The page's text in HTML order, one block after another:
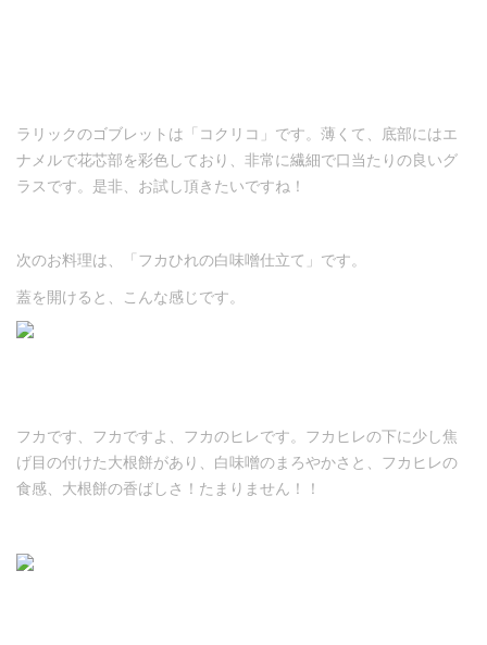
ラリックのゴブレットは「コクリコ」です。薄くて、底部にはエ
ナメルで花芯部を彩色しており、非常に繊細で口当たりの良いグ
ラスです。是非、お試し頂きたいですね！
次のお料理は、「フカひれの白味噌仕立て」です。
蓋を開けると、こんな感じです。
フカです、フカですよ、フカのヒレです。フカヒレの下に少し焦
げ目の付けた大根餅があり、白味噌のまろやかさと、フカヒレの
食感、大根餅の香ばしさ！たまりません！！